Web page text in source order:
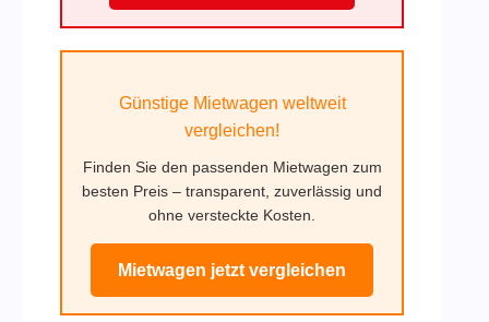
Günstige Mietwagen weltweit
vergleichen!
Finden Sie den passenden Mietwagen zum
besten Preis – transparent, zuverlässig und
ohne versteckte Kosten.
Mietwagen jetzt vergleichen